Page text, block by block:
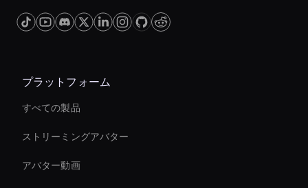
プラットフォーム
すべての製品
ストリーミングアバター
アバター動画